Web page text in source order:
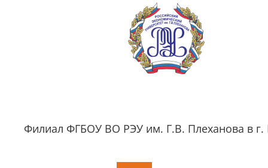
Перейти к основному содержанию
Филиал ФГБОУ ВО РЭУ им. Г.В. Плеханова в г.